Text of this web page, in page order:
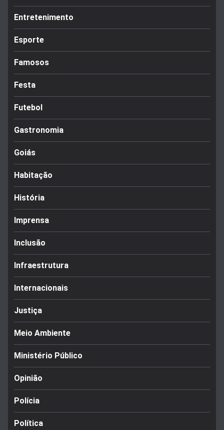
Entretenimento
Esporte
Famosos
Festa
Futebol
Gastronomia
Goiás
Habitação
História
Imprensa
Inclusão
Infraestrutura
Internacionais
Justiça
Meio Ambiente
Ministério Público
Opinião
Polícia
Política